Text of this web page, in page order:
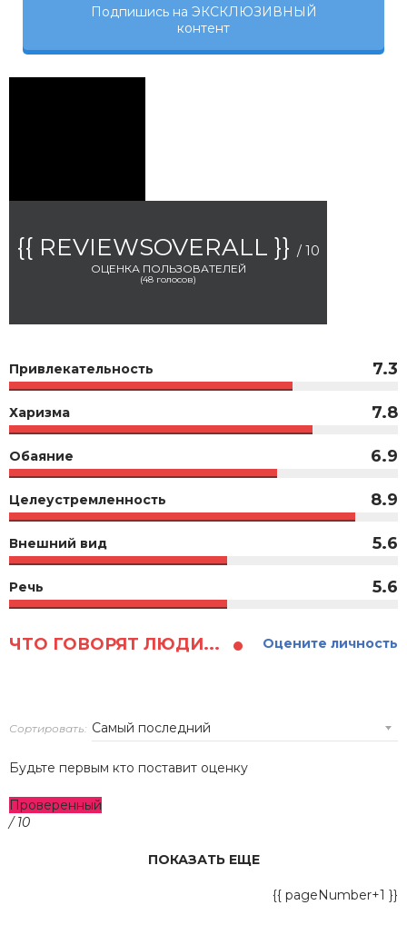
Подпишись на ЭКСКЛЮЗИВНЫЙ
контент
{{ REVIEWSOVERALL }} / 10
ОЦЕНКА ПОЛЬЗОВАТЕЛЕЙ
(48 голосов)
Привлекательность 7.3
Харизма 7.8
Обаяние 6.9
Целеустремленность 8.9
Внешний вид 5.6
Речь 5.6
ЧТО ГОВОРЯТ ЛЮДИ... Оцените личность
Сортировать:
Будьте первым кто поставит оценку
Проверенный
/ 10
ПОКАЗАТЬ ЕЩЕ
{{ pageNumber+1 }}